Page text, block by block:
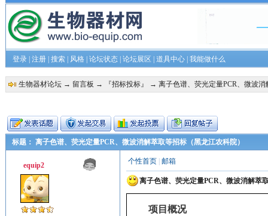
登录| 注册| 搜索| 风格| 论坛状态| 论坛展区 道具中心| 我能做什么
生物器材论坛→ 留言板 → 『招标投标』 → 离子色谱、荧光定量PCR、微波
标题： 离子色谱、荧光定量PCR、微波消解萃取等招标（黑龙江农科院）
equip2 个性首页| 邮箱
离子色谱、荧光定量PCR、微波消解萃
项目概况